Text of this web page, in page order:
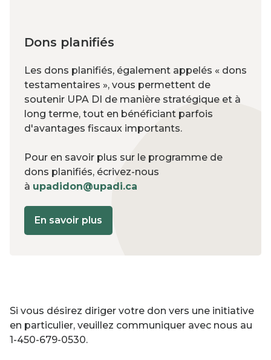
Dons planifiés
Les dons planifiés, également appelés « dons
testamentaires », vous permettent de
soutenir UPA DI de manière stratégique et à
long terme, tout en bénéficiant parfois
d'avantages fiscaux importants.
Pour en savoir plus sur le programme de
dons planifiés, écrivez-nous
à upadidon@upadi.ca
En savoir plus
Si vous désirez diriger votre don vers une initiative
en particulier, veuillez communiquer avec nous au
1-450-679-0530.